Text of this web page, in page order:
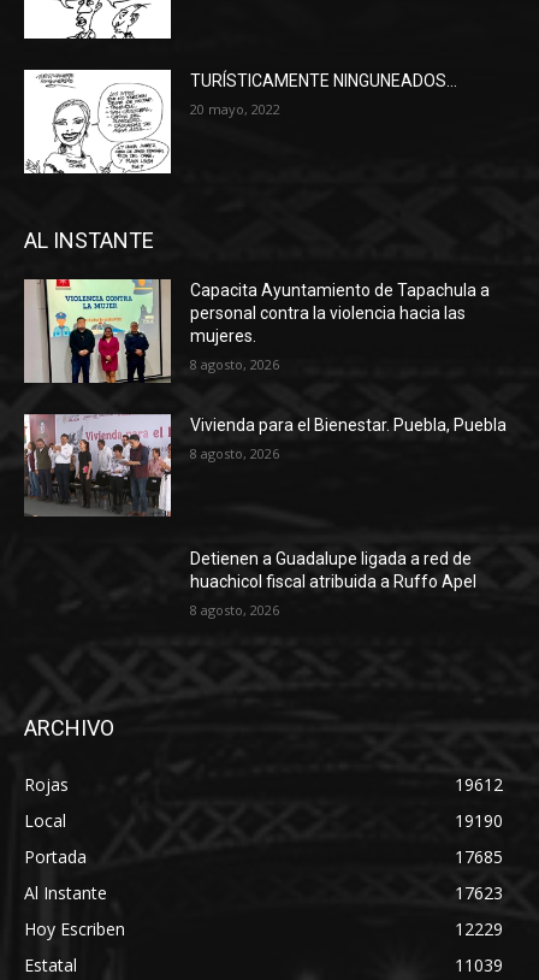
TURÍSTICAMENTE NINGUNEADOS…
20 mayo, 2022
AL INSTANTE
Capacita Ayuntamiento de Tapachula a
personal contra la violencia hacia las
mujeres.
8 agosto, 2026
Vivienda para el Bienestar. Puebla, Puebla
8 agosto, 2026
Detienen a Guadalupe ligada a red de
huachicol fiscal atribuida a Ruffo Apel
8 agosto, 2026
ARCHIVO
Rojas
19612
Local
19190
Portada
17685
Al Instante
17623
Hoy Escriben
12229
Estatal
11039